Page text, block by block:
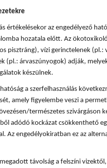
értékelésekor az engedélyező
hozatala előtt. Az
pisztráng), vízi gerinctelenek (pl.:
(pl.: árvaszúnyogok) adják,
készülnek.
a szerfelhasználás
amely figyelembe veszi a
természetes szivárgáson
adódó kockázat csökkenthető
Az engedélyokiratban ez az
távolság a felszíni